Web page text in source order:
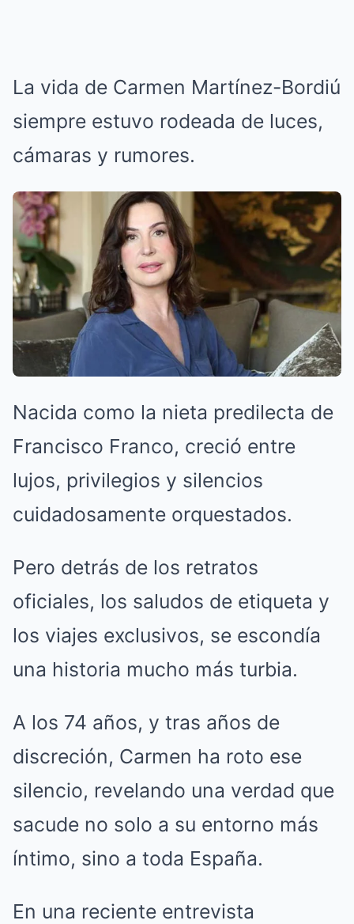
La vida de Carmen Martínez-Bordiú
siempre estuvo rodeada de luces,
cámaras y rumores.
Nacida como la nieta predilecta de
Francisco Franco, creció entre
lujos, privilegios y silencios
cuidadosamente orquestados.
Pero detrás de los retratos
oficiales, los saludos de etiqueta y
los viajes exclusivos, se escondía
una historia mucho más turbia.
A los 74 años, y tras años de
discreción, Carmen ha roto ese
silencio, revelando una verdad que
sacude no solo a su entorno más
íntimo, sino a toda España.
En una reciente entrevista